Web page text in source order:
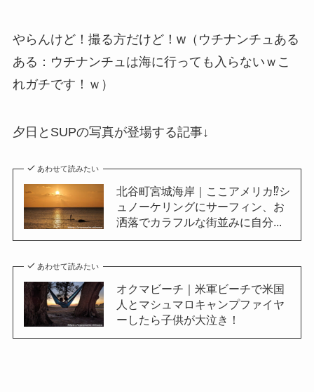
やらんけど！撮る方だけど！w（ウチナンチュある
ある：ウチナンチュは海に行っても入らないｗこ
れガチです！ｗ）
夕日とSUPの写真が登場する記事↓
あわせて読みたい
北谷町宮城海岸｜ここアメリカ⁉シ
ュノーケリングにサーフィン、お
洒落でカラフルな街並みに自分...
あわせて読みたい
オクマビーチ｜米軍ビーチで米国
人とマシュマロキャンプファイヤ
ーしたら子供が大泣き！